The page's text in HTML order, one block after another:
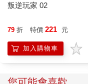
叛逆玩家 02
79 折 特價 221 元
加入購物車